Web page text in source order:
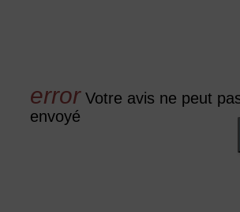
Votre avis ne peut
envoyé